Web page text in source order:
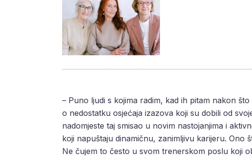
– Puno ljudi s kojima radim, kad ih pitam nakon
o nedostatku osjećaja izazova koji su dobili od
nadomjeste taj smisao u novim nastojanjima i
koji napuštaju dinamičnu, zanimljivu karijeru. Ono
Ne čujem to često u svom trenerskom poslu koji